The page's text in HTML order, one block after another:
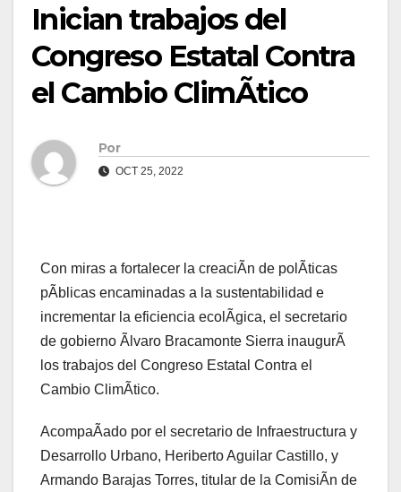
Inician trabajos del
Congreso Estatal Contra
el Cambio ClimÃtico
Por
OCT 25, 2022
Con miras a fortalecer la creaciÃn de polÃticas
pÃblicas encaminadas a la sustentabilidad e
incrementar la eficiencia ecolÃgica, el secretario
de gobierno Ãlvaro Bracamonte Sierra inaugurÃ
los trabajos del Congreso Estatal Contra el
Cambio ClimÃtico.
AcompaÃado por el secretario de Infraestructura y
Desarrollo Urbano, Heriberto Aguilar Castillo, y
Armando Barajas Torres, titular de la ComisiÃn de